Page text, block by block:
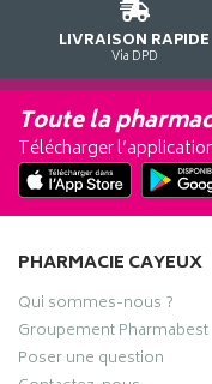
LIVRAISON RAPIDE
Via DPD
Toute la
Télécharger
PHARMACIE CAYEUX
Qui sommes-nous ?
Groupement Pharmabest
Poser une question